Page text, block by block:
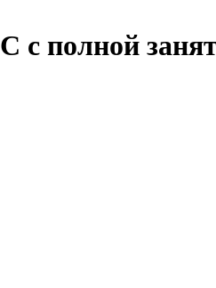
с полной